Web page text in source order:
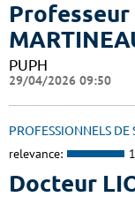
Professeur
PUPH
29/04/2026 09:50
PROFESSIONNELS DE
relevance:
Docteur